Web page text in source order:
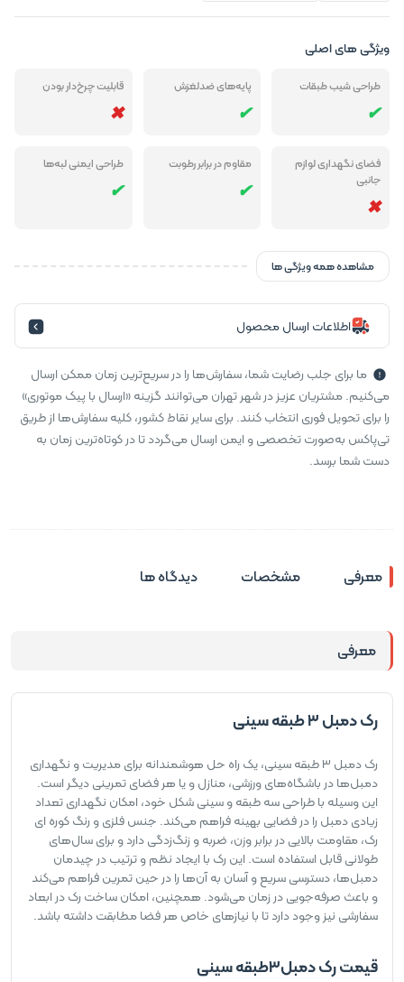
ویژگی های اصلی
طراحی شیب طبقات پایه‌های ضدلغزش قابلیت چرخ‌دار بودن
فضای نگهداری لوازم
جانبی
مقاوم در برابر رطوبت طراحی ایمنی لبه‌ها
مشاهده همه ویژگی ها
اطلاعات ارسال محصول
ما برای جلب رضایت شما، سفارش‌ها را در سریع‌ترین زمان ممکن ارسال
می‌کنیم. مشتریان عزیز در شهر تهران می‌توانند گزینه «ارسال با پیک موتوری»
را برای تحویل فوری انتخاب کنند. برای سایر نقاط کشور، کلیه سفارش‌ها از طریق
تی‌پاکس به‌صورت تخصصی و ایمن ارسال می‌گردد تا در کوتاه‌ترین زمان به
دست شما برسد.
معرفی مشخصات دیدگاه ها
معرفی
رک دمبل 3 طبقه سینی
رک دمبل 3 طبقه سینی، یک راه حل هوشمندانه برای مدیریت و نگهداری
دمبل‌ها در باشگاه‌های ورزشی، منازل و یا هر فضای تمرینی دیگر است.
این وسیله با طراحی سه طبقه و سینی شکل خود، امکان نگهداری تعداد
زیادی دمبل را در فضایی بهینه فراهم می‌کند. جنس فلزی و رنگ کوره ای
رک، مقاومت بالایی در برابر وزن، ضربه و زنگ‌زدگی دارد و برای سال‌های
طولانی قابل استفاده است. این رک با ایجاد نظم و ترتیب در چیدمان
دمبل‌ها، دسترسی سریع و آسان به آن‌ها را در حین تمرین فراهم می‌کند
و باعث صرفه‌جویی در زمان می‌شود. همچنین، امکان ساخت رک در ابعاد
سفارشی نیز وجود دارد تا با نیازهای خاص هر فضا مطابقت داشته باشد.
قیمت رک دمبل3طبقه سینی